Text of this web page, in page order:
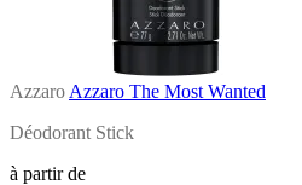
Azzaro Azzaro The Most Wanted
Déodorant Stick
à partir de